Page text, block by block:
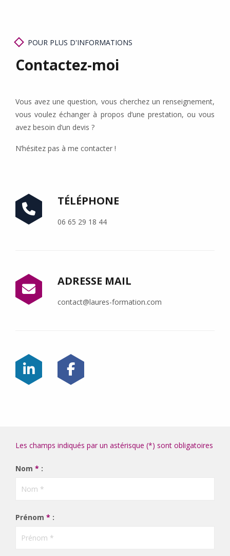
POUR PLUS D'INFORMATIONS
Contactez-moi
Vous avez une question, vous cherchez un renseignement,
vous voulez échanger à propos d’une prestation, ou vous
avez besoin d’un devis ?
N’hésitez pas à me contacter !
TÉLÉPHONE
06 65 29 18 44
ADRESSE MAIL
contact@laures-formation.com
Les champs indiqués par un astérisque (*) sont obligatoires
Nom * :
Prénom * :